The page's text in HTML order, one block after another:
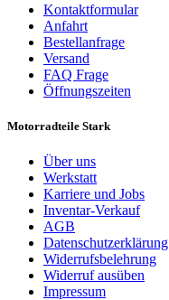
Kontaktformular
Anfahrt
Bestellanfrage
Versand
FAQ Frage
Öffnungszeiten
Motorradteile Stark
Über uns
Werkstatt
Karriere und Jobs
Inventar-Verkauf
AGB
Datenschutzerklärung
Widerrufsbelehrung
Widerruf ausüben
Impressum